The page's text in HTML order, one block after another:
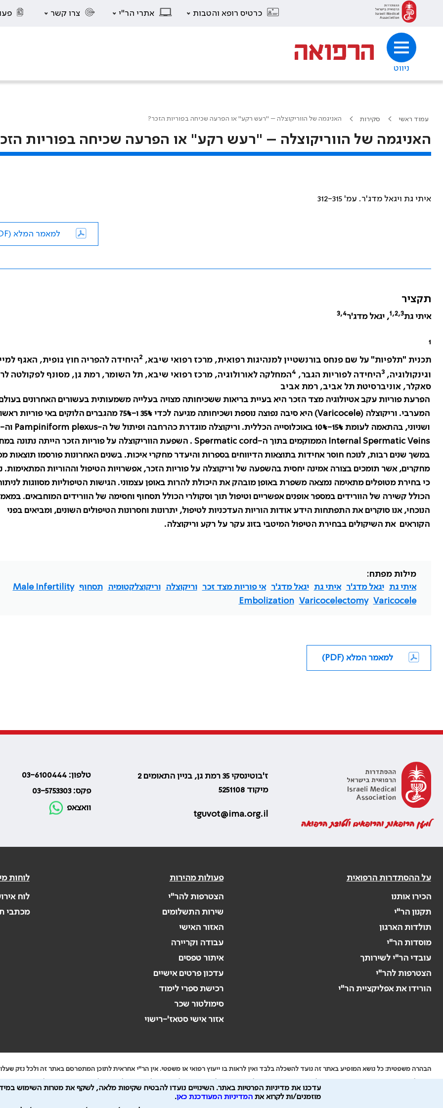
כרטיס רופא והטבות אתרי הר"י צרו קשר
ניווט
עמוד ראשי סקירות האניגמה של הווריקוצלה – "רעש רקע" או הפרעה שכיחה בפוריות הזכר?
האניגמה של הווריקוצלה – "רעש רקע" או הפרעה שכיחה בפוריות
איתי גת ויגאל מדג'ר. עמ' 312-315
למאמר המלא (PDF)
תקציר
איתי גת1,2,3, יגאל מדג'ר3,4
1
תכנית "תלפיות" על שם פנחס בורנשטיין למנהיגות רפואית, מרכז רפואי שיבא, 2היחידה להפריה חוץ גופית, האגף
וגינקולוגיה,3היחידה לפוריות הגבר, 4המחלקה לאורולוגיה, מרכז רפואי שיבא, תל השומר, רמת גן, מסונף לפקולטה
סאקלר, אוניברסיטת תל אביב, רמת אביב
הפרעת פוריות עקב אטיולוגיה מצד הזכר היא בעיית בריאות ששכיחותה מצויה בעלייה משמעותית בעשורים האחרונים
המערבי. וריקוצלה (Varicocele
) היא סיבה נפוצה נוספת ושכיחותה מגיעה לכדי 35% ו-75% מהגברים הלוקים באי פוריות
ושניוני, בהתאמה לעומת 15%-10% באוכלוסייה הכללית. וריקוצלה מוגדרת כהרחבה ופיתול של ה-
Pampiniform plexus וה-
Internal Spermatic Veins
הממוקמים בתוך ה-Spermatic cord . השפעת הווריקוצלה על פוריות הזכר הייתה נתונה
במשך שנים רבות, לנוכח חוסר אחידות בתוצאות הדיווחים בספרות והיעדר מחקרי איכות. בשנים האחרונות פורסמו תוצאות
מחקרים, אשר תומכים בצורה אמינה יחסית בהשפעה של וריקוצלה על פוריות הזכר, אפשרויות הטיפול וההוריות המתאימות.
כי בחירת מטופלים מתאימה נמצאה משפרת באופן מובהק את היכולת להרות באופן עצמוני. הגישות הטיפוליות מסווגות
הכולל קשירה של הוורידים במספר אופנים אפשריים וטיפול תוך וסקולרי הכולל תסחוף וחסימה של הוורידים המוחבאים.
הנוכחי, אנו סוקרים את התפתחות הידע אודות הוריות העדכניות לטיפול, יתרונות וחסרונות הטיפולים השונים, ומביאים בפני
הקוראים את השיקולים בבחירת הטיפול המיטבי בזוג עקר על רקע וריקוצלה.
מילות מפתח:
איתי גת
יגאל מדג'ר איתי גת יגאל מדג'ר אי פוריות מצד זכר וריקוצלה וריקוצלקטומיה תסחוף
Male Infertility
Varicocele
Varicocelectomy
Embolization
למאמר המלא (PDF)
למען הרופאות והרופאים ולטובת הרפואה
ז'בוטינסקי 35 רמת גן, בניין התאומים 2
מיקוד 5251108
tguvot@ima.org.il
טלפון: 03-6100444
פקס: 03-5753303
וואצאפ
על ההסתדרות הרפואית
הכירו אותנו
תקנון הר"י
תולדות הארגון
מוסדות הר"י
עובדי הר"י לשירותך
הצטרפות להר"י
הורידו את אפליקציית הר"י
פעולות מהירות
הצטרפות להר"י
שירות התשלומים
האזור האישי
עבודה וקריירה
איתור טפסים
עדכון פרטים אישיים
רכישת ספרי לימוד
סימולטור שכר
אזור אישי סטאז'-רישוי
לוחות
לוח
מכתבי
הבהרה משפטית: כל נושא המופיע באתר זה נועד להשכלה בלבד ואין לראות בו ייעוץ רפואי או משפטי. אין הר"י אחראית לתוכן המתפרסם באתר זה ולכל נזק
כל הזכויות על המידע באתר שייכות להסתדרות הרפואית בישראל.
עדכנו את מדיניות הפרטיות באתר. השינויים נועדו להבטיח שקיפות מלאה, לשקף את מטרות השימוש
מוזמנים/ות לקרוא את המדיניות המעודכנת כאן.